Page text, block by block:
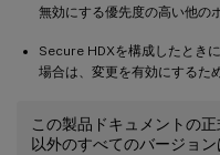
無効にする優先度の高い他の
Secure HDXを構成したとき
場合は、変更を有効にするた
この製品ドキュメントの
以外のすべてのバージョ